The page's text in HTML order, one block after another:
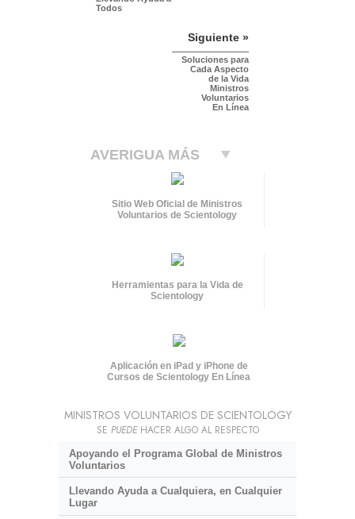
Todos
Siguiente »
Soluciones para
Cada Aspecto
de la Vida
Ministros
Voluntarios
En Línea
AVERIGUA MÁS
Sitio Web Oficial de Ministros
Voluntarios de Scientology
Herramientas para la Vida de
Scientology
Aplicación en iPad y iPhone de
Cursos de Scientology En Línea
MINISTROS VOLUNTARIOS DE SCIENTOLOGY
SE PUEDEHACER ALGO AL RESPECTO
Apoyando el Programa Global de Ministros
Voluntarios
Llevando Ayuda a Cualquiera, en Cualquier
Lugar